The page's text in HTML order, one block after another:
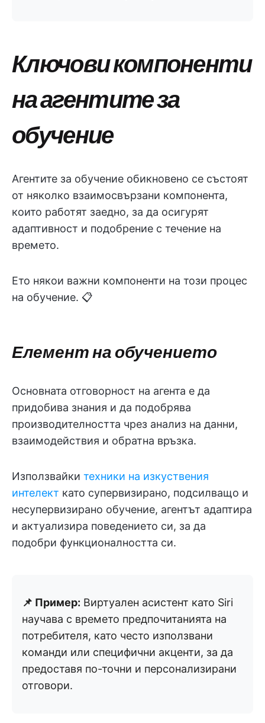
Ключови компоненти
на агентите за
обучение
Агентите за обучение обикновено се състоят
от няколко взаимосвързани компонента,
които работят заедно, за да осигурят
адаптивност и подобрение с течение на
времето.
Ето някои важни компоненти на този процес
на обучение. 📋
Елемент на обучението
Основната отговорност на агента е да
придобива знания и да подобрява
производителността чрез анализ на данни,
взаимодействия и обратна връзка.
Използвайки техники на изкуствения
интелект като супервизирано, подсилващо и
несупервизирано обучение, агентът адаптира
и актуализира поведението си, за да
подобри функционалността си.
📌 Пример: Виртуален асистент като Siri
научава с времето предпочитанията на
потребителя, като често използвани
команди или специфични акценти, за да
предоставя по-точни и персонализирани
отговори.